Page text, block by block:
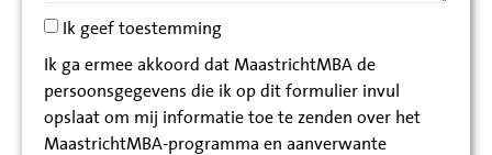
Ik geef toestemming
Ik ga ermee akkoord dat MaastrichtMBA de
persoonsgegevens die ik op dit formulier invul
opslaat om mij informatie toe te zenden over het
MaastrichtMBA-programma en aanverwante